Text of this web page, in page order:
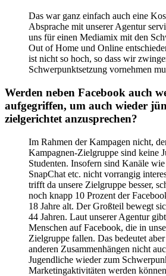
Das war ganz einfach auch eine
Absprache mit unserer Agentur
uns für einen Mediamix mit den
Out of Home und Online
ist nicht so hoch, so dass wir
Schwerpunktsetzung vornehmen
Werden neben Facebook auch
aufgegriffen, um auch wieder
zielgerichtet anzusprechen?
Im Rahmen der Kampagen nicht,
Kampagnen-Zielgruppe sind keine
Studenten. Insofern sind Kanäle
SnapChat etc. nicht vorrangig
trifft da unsere Zielgruppe besser,
noch knapp 10 Prozent der
18 Jahre alt. Der Großteil bewegt
44 Jahren. Laut unserer Agentur
Menschen auf Facebook, die in
Zielgruppe fallen. Das bedeutet
anderen Zusammenhängen nicht
Jugendliche wieder zum
Marketingaktivitäten werden